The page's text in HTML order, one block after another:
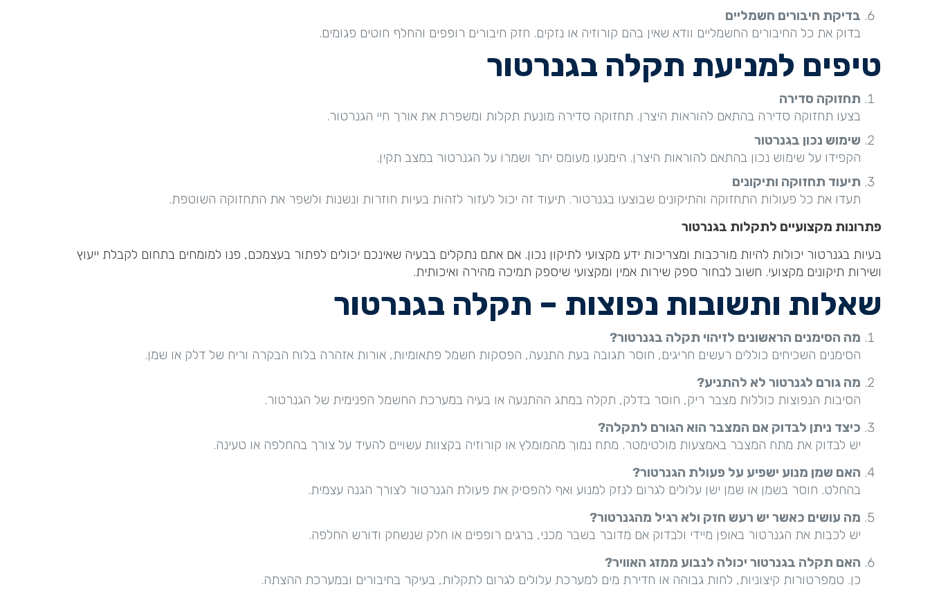
בדיקת חיבורים חשמליים
בדוק את כל החיבורים החשמליים וודא שאין בהם קורוזיה או נזקים. חזק חיבורים רופפים והחלף חוטים פגומים.
טיפים למניעת תקלה בגנרטור
תחזוקה סדירה
בצעו תחזוקה סדירה בהתאם להוראות היצרן. תחזוקה סדירה מונעת תקלות ומשפרת את אורך חיי הגנרטור.
שימוש נכון בגנרטור
הקפידו על שימוש נכון בהתאם להוראות היצרן. הימנעו מעומס יתר ושמרו על הגנרטור במצב תקין.
תיעוד תחזוקה ותיקונים
תעדו את כל פעולות התחזוקה והתיקונים שבוצעו בגנרטור. תיעוד זה יכול לעזור לזהות בעיות חוזרות ונשנות ולשפר את התחזוקה השוטפת.
פתרונות מקצועיים לתקלות בגנרטור
בעיות בגנרטור יכולות להיות מורכבות ומצריכות ידע מקצועי לתיקון נכון. אם אתם נתקלים בבעיה שאינכם יכולים לפתור בעצמכם, פנו למומחים בתחום לקבלת ייעוץ
ושירות תיקונים מקצועי. חשוב לבחור ספק שירות אמין ומקצועי שיספק תמיכה מהירה ואיכותית.
שאלות ותשובות נפוצות – תקלה בגנרטור
מה הסימנים הראשונים לזיהוי תקלה בגנרטור?
הסימנים השכיחים כוללים רעשים חריגים, חוסר תגובה בעת התנעה, הפסקות חשמל פתאומיות, אורות אזהרה בלוח הבקרה וריח של דלק או שמן.
מה גורם לגנרטור לא להתניע?
הסיבות הנפוצות כוללות מצבר ריק, חוסר בדלק, תקלה במתג ההתנעה או בעיה במערכת החשמל הפנימית של הגנרטור.
כיצד ניתן לבדוק אם המצבר הוא הגורם לתקלה?
יש לבדוק את מתח המצבר באמצעות מולטימטר. מתח נמוך מהמומלץ או קורוזיה בקצוות עשויים להעיד על צורך בהחלפה או טעינה.
האם שמן מנוע ישפיע על פעולת הגנרטור?
בהחלט. חוסר בשמן או שמן ישן עלולים לגרום לנזק למנוע ואף להפסיק את פעולת הגנרטור לצורך הגנה עצמית.
מה עושים כאשר יש רעש חזק ולא רגיל מהגנרטור?
יש לכבות את הגנרטור באופן מיידי ולבדוק אם מדובר בשבר מכני, ברגים רופפים או חלק שנשחק ודורש החלפה.
האם תקלה בגנרטור יכולה לנבוע ממזג האוויר?
כן. טמפרטורות קיצוניות, לחות גבוהה או חדירת מים למערכת עלולים לגרום לתקלות, בעיקר בחיבורים ובמערכת ההצתה.